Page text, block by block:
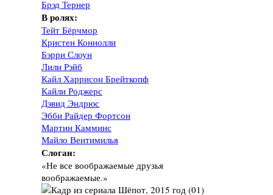
Брэд Тернер
В ролях:
Тейт Бёрчмор
Кристен Коннолли
Бэрри Слоун
Лили Рэйб
Кайл Харрисон Брейткопф
Кайли Роджерс
Дэвид Эндрюс
Эбби Райдер Фортсон
Мартин Камминс
Майло Вентимилья
Слоган:
«Не все воображаемые друзья
воображаемые.»